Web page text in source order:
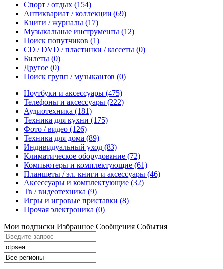
Спорт / отдых (154)
Антиквариат / коллекции (69)
Книги / журналы (17)
Музыкальные инструменты (12)
Поиск попутчиков (1)
CD / DVD / пластинки / кассеты (0)
Билеты (0)
Другое (0)
Поиск групп / музыкантов (0)
Ноутбуки и аксессуары (475)
Телефоны и аксессуары (222)
Аудиотехника (181)
Техника для кухни (175)
Фото / видео (126)
Техника для дома (89)
Индивидуальный уход (83)
Климатическое оборудование (72)
Компьютеры и комплектующие (61)
Планшеты / эл. книги и аксессуары (46)
Аксессуары и комплектующие (32)
Тв / видеотехника (9)
Игры и игровые приставки (8)
Прочая электроника (0)
Мои подписки Избранное Сообщения События